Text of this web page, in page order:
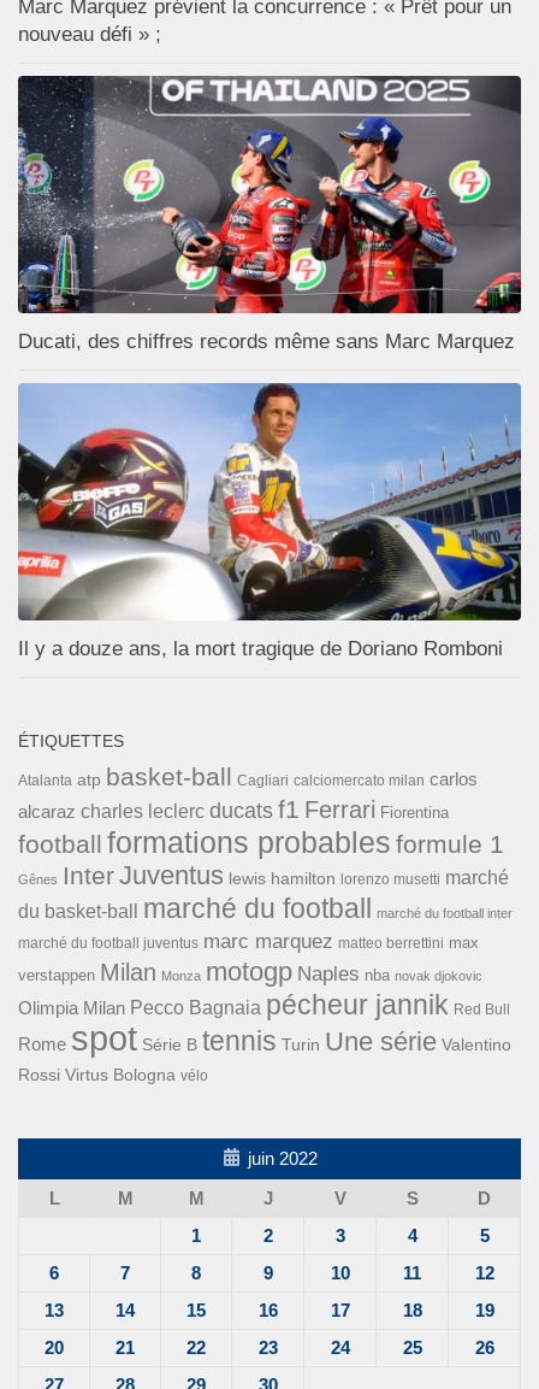
Marc Marquez prévient la concurrence : « Prêt pour un
nouveau défi » ;
Ducati, des chiffres records même sans Marc Marquez
Il y a douze ans, la mort tragique de Doriano Romboni
ÉTIQUETTES
Atalanta atp basket-ball Cagliari calciomercato milan carlos
alcaraz charles leclerc ducats f1 Ferrari Fiorentina
football formations probables formule 1
Gênes InterJuventus lewis hamilton lorenzo musetti marché
du basket-ball
marché du football marché du football inter
marché du football juventus marc marquez matteo berrettini max
verstappen Milan Monza motogp Naples nba novak djokovic
Olimpia Milan Pecco Bagnaia pécheur jannik Red Bull
Rome spot Série B tennis Turin Une série Valentino
Rossi Virtus Bologna vélo
juin 2022
L
M M J V S
D
1
2 3 4
5
6
7 8 9 10 11
12
13
14 15 16 17 18
19
20
21 22 23 24 25
26